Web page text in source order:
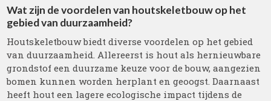
Wat zijn de voordelen van houtskeletbouw op het
gebied van duurzaamheid?
Houtskeletbouw biedt diverse voordelen op het gebied
van duurzaamheid. Allereerst is hout als hernieuwbare
grondstof een duurzame keuze voor de bouw, aangezien
bomen kunnen worden herplant en geoogst. Daarnaast
heeft hout een lagere ecologische impact tijdens de